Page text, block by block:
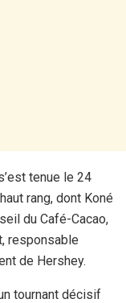
tenue le 24
rang, dont Koné
du Café-Cacao,
responsable
de Hershey.
tournant décisif